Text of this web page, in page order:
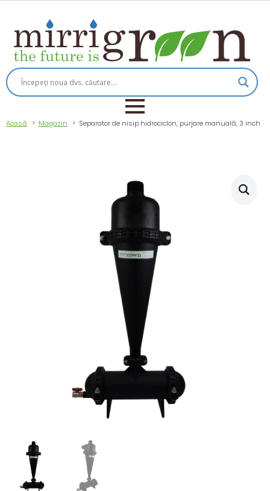
Acasă Magazin Separator de nisip hidrociclon, purjare manuală, 3 inch